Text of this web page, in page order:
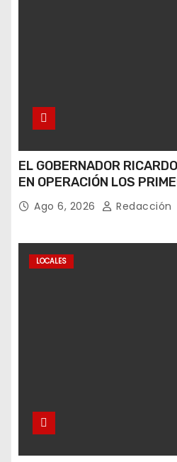
EL GOBERNADOR
EN OPERACIÓN LOS
PERROS ROBOT
Ago 6, 2026 Redacción
LOCALES